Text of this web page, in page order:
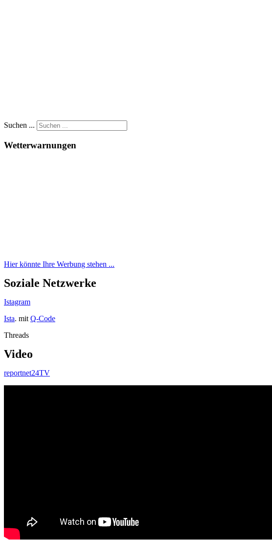
Suchen ...
Wetterwarnungen
Hier könnte Ihre Werbung stehen ...
Soziale Netzwerke
Istagram
Ista. mit Q-Code
Threads
Video
reportnet24TV